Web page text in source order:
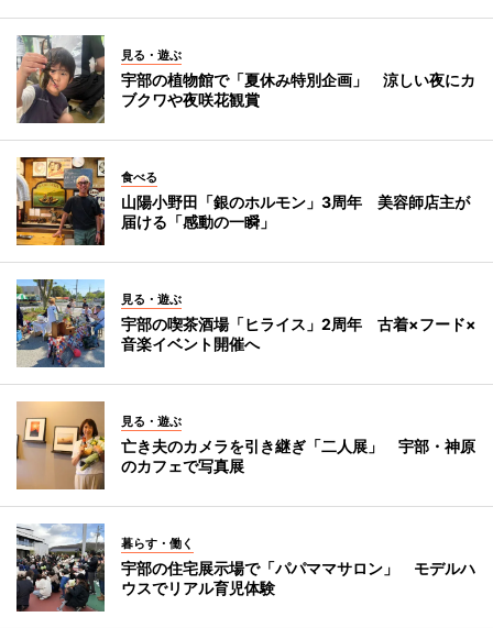
見る・遊ぶ
宇部の植物館で「夏休み特別企画」 涼しい夜にカ
ブクワや夜咲花観賞
食べる
山陽小野田「銀のホルモン」3周年 美容師店主が
届ける「感動の一瞬」
見る・遊ぶ
宇部の喫茶酒場「ヒライス」2周年 古着×フード×
音楽イベント開催へ
見る・遊ぶ
亡き夫のカメラを引き継ぎ「二人展」 宇部・神原
のカフェで写真展
暮らす・働く
宇部の住宅展示場で「パパママサロン」 モデルハ
ウスでリアル育児体験